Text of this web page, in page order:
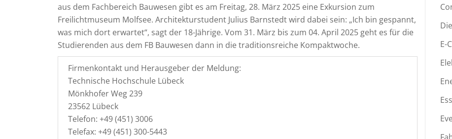
aus dem Fachbereich Bauwesen gibt es am Freitag, 28. März 2025 eine Exkursion zum
Freilichtmuseum Molfsee. Architekturstudent Julius Barnstedt wird dabei sein: „Ich bin gespannt,
was mich dort erwartet“, sagt der 18-Jährige. Vom 31. März bis zum 04. April 2025 geht es für die
Studierenden aus dem FB Bauwesen dann in die traditionsreiche Kompaktwoche.
Firmenkontakt und Herausgeber der Meldung:
Technische Hochschule Lübeck
Mönkhofer Weg 239
23562 Lübeck
Telefon: +49 (451) 3006
Telefax: +49 (451) 300-5443
E-